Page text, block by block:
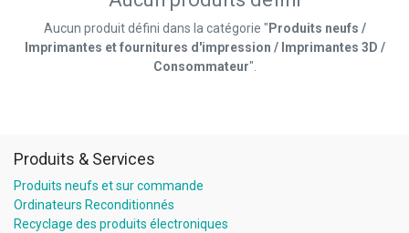
Aucun produit défini dans la catégorie " Produits neufs /
Imprimantes et fournitures d'impression / Imprimantes 3D /
Consommateur".
Produits & Services
Produits neufs et sur commande
Ordinateurs Reconditionnés
Recyclage des produits électroniques